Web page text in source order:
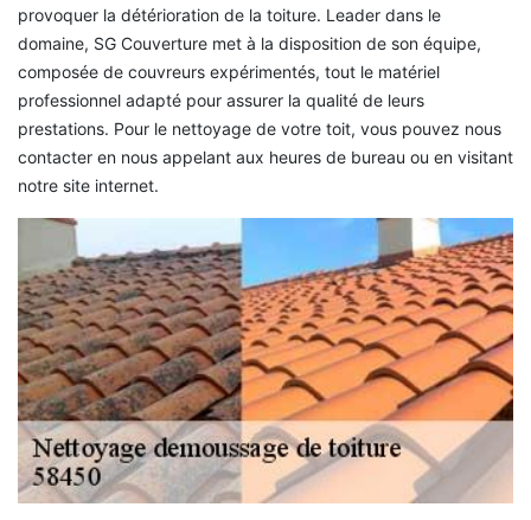
provoquer la détérioration de la toiture. Leader dans le
domaine, SG Couverture met à la disposition de son équipe,
composée de couvreurs expérimentés, tout le matériel
professionnel adapté pour assurer la qualité de leurs
prestations. Pour le nettoyage de votre toit, vous pouvez nous
contacter en nous appelant aux heures de bureau ou en visitant
notre site internet.